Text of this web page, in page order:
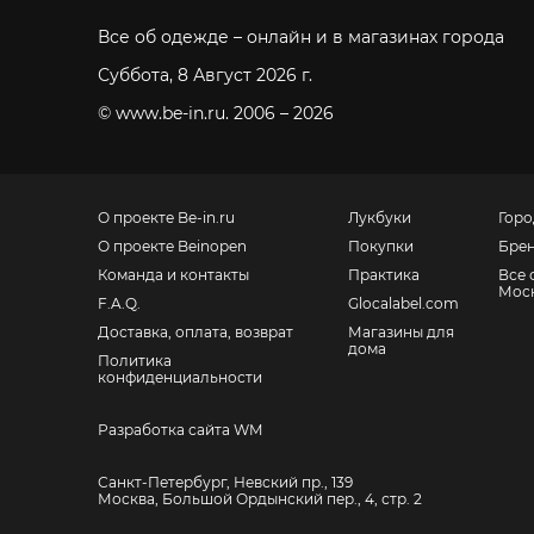
Все об одежде – онлайн и в магазинах города
Суббота, 8 Август 2026 г.
© www.be-in.ru. 2006 – 2026
О проекте Be-in.ru
О проекте Beinopen
Команда и контакты
F.A.Q.
Доставка, оплата, возврат
Политика
конфиденциальности
Лукбуки
Покупки
Практика
Glocalabel.com
Магазины для
дома
Все
Разработка сайта WM
Санкт-Петербург, Невский пр., 139
Москва, Большой Ордынский пер., 4, стр. 2